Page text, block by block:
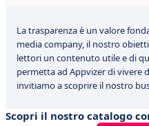
La trasparenza è un valore
media company, il nostro
lettori un contenuto utile e di
permetta ad Appvizer di vivere
invitiamo a scoprire il nostro
Scopri il nostro catalogo